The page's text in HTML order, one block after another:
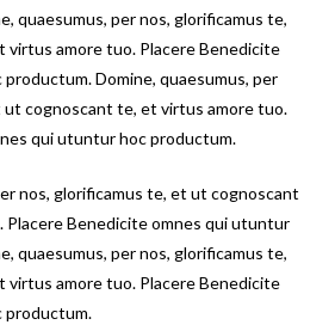
quaesumus, per nos, glorificamus te,
amore tuo. Placere Benedicite
Domine, quaesumus, per
ut cognoscant te, et virtus amore tuo.
qui utuntur hoc productum.
nos, glorificamus te, et ut cognoscant
Benedicite omnes qui utuntur
quaesumus, per nos, glorificamus te,
amore tuo. Placere Benedicite
productum.